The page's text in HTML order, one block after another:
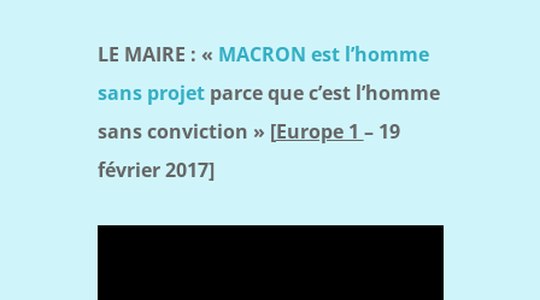
LE MAIRE : « MACRON est l’homme
sans projetparce que c’est l’homme
sans conviction » [Europe 1 – 19
février 2017]